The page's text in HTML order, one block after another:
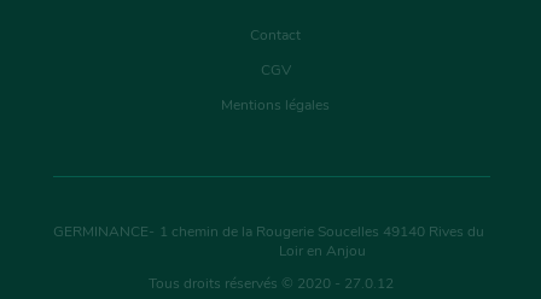
Contact
CGV
Mentions légales
GERMINANCE- 1 chemin de la Rougerie Soucelles 49140 Rives du
Loir en Anjou
Tous droits réservés © 2020 - 27.0.12